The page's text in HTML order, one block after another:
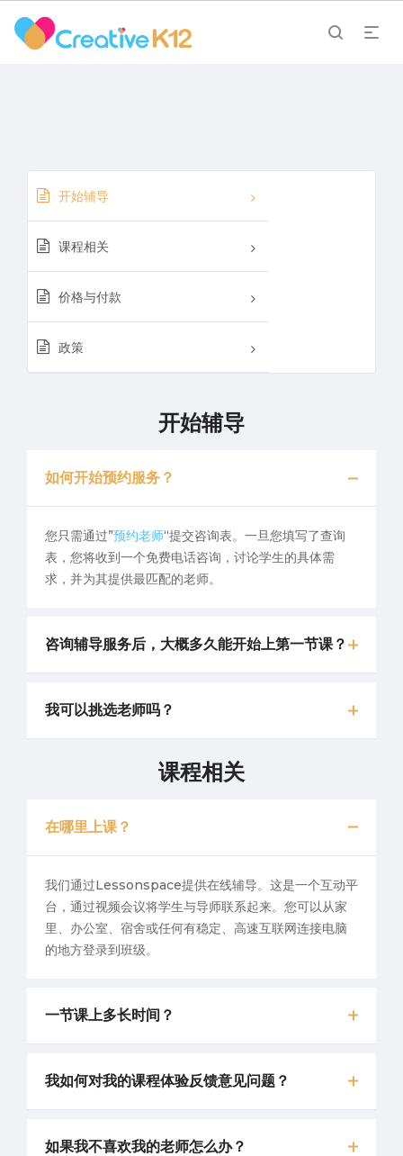
开始辅导
课程相关
价格与付款
政策
开始辅导
如何开始预约服务？
您只需通过”预约老师“提交咨询表。一旦您填写了查询
表，您将收到一个免费电话咨询，讨论学生的具体需
求，并为其提供最匹配的老师。
咨询辅导服务后，大概多久能开始上第一节课？
我可以挑选老师吗？
课程相关
在哪里上课？
我们通过Lessonspace提供在线辅导。这是一个互动平
台，通过视频会议将学生与导师联系起来。您可以从家
里、办公室、宿舍或任何有稳定、高速互联网连接电脑
的地方登录到班级。
一节课上多长时间？
我如何对我的课程体验反馈意见问题？
如果我不喜欢我的老师怎么办？